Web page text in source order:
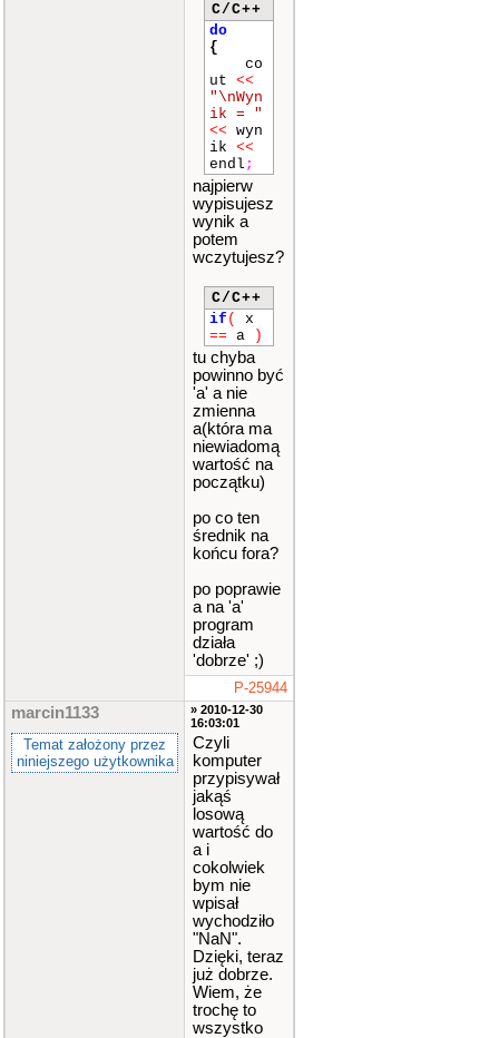
else
c
in >>
b ;
if(ci
n.fail
()
)
{
co
ut <<
"Wysta
pily b
ledy" ;
br
eak;
cin.cl
ear();
cin sy
nc();
}
if
cin.
il() )
{
cin.cl
ear()
cin.sy
nc();
C/C++
do
{
co
ut <<
"\nWyn
ik = "
<< wyn
ik <<
endl ;
najpierw
wypisujesz
wynik a
potem
wczytujesz?
C/C++
if (
x
== a )
tu chyba
powinno być
'a' a nie
zmienna
a(która ma
niewiadomą
wartość na
początku)
po co ten
średnik na
końcu fora?
po poprawie
a na 'a'
program
działa
'dobrze' ;)
P-25944
marcin1133
Temat założony przez
niniejszego użytkownika
» 2010-12-30
16:03:01
Czyli
komputer
przypisywał
jakąś
losową
wartość do
a i
cokolwiek
bym nie
wpisał
wychodziło
"NaN".
Dzięki, teraz
już dobrze.
Wiem, że
trochę to
wszystko